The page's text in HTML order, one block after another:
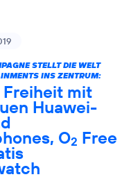
STELLT DIE WELT
INS ZENTRUM:
mit
Huawei-
O2 Free